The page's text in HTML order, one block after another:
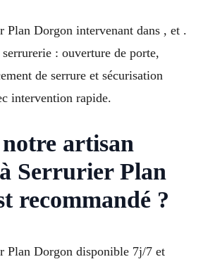
Plan Dorgon intervenant dans , et .
: ouverture de porte,
de serrure et sécurisation
intervention rapide.
artisan
Serrurier Plan
recommandé ?
Plan Dorgon disponible 7j/7 et